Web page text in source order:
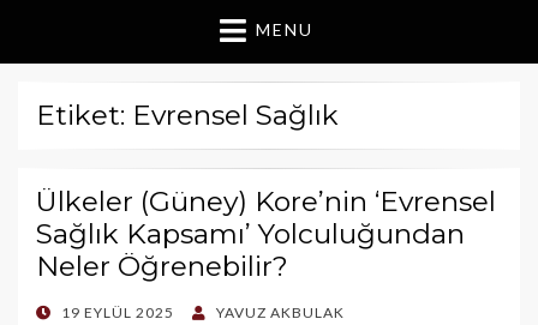
MENU
Etiket: Evrensel Sağlık
Ülkeler (Güney) Kore’nin ‘Evrensel
Sağlık Kapsamı’ Yolculuğundan
Neler Öğrenebilir?
POSTED
19 EYLÜL 2025 YAVUZ AKBULAK